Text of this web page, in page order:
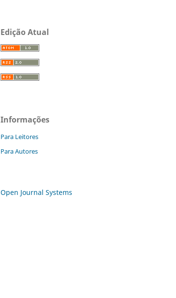
Edição Atual
Informações
Para Leitores
Para Autores
Open Journal Systems